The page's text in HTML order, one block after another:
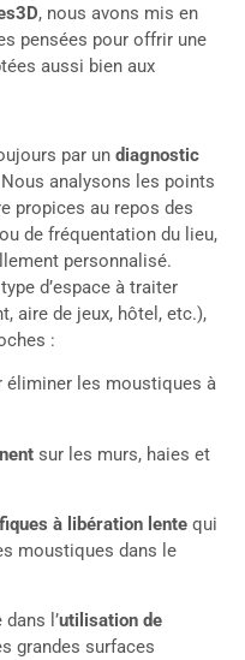
, nous avons mis en
pensées pour offrir une
aussi bien aux
par un diagnostic
analysons les points
propices au repos des
de fréquentation du lieu,
personnalisé.
d’espace à traiter
aire de jeux, hôtel, etc.),
:
éliminer les moustiques à
sur les murs, haies et
à libération lente qui
moustiques dans le
l’utilisation de
grandes surfaces